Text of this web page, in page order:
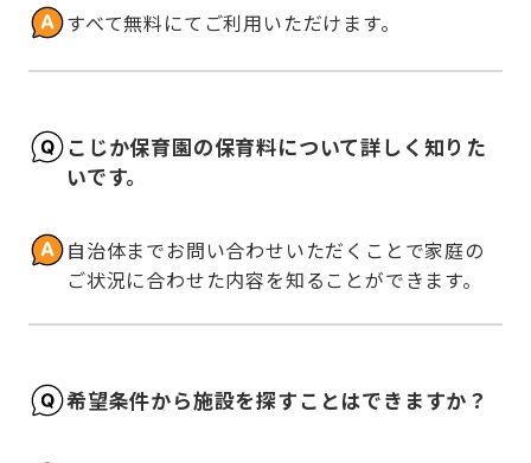
すべて無料にてご利用いただけます。
こじか保育園の保育料について詳しく知りた
いです。
自治体までお問い合わせいただくことで家庭の
ご状況に合わせた内容を知ることができます。
希望条件から施設を探すことはできますか？